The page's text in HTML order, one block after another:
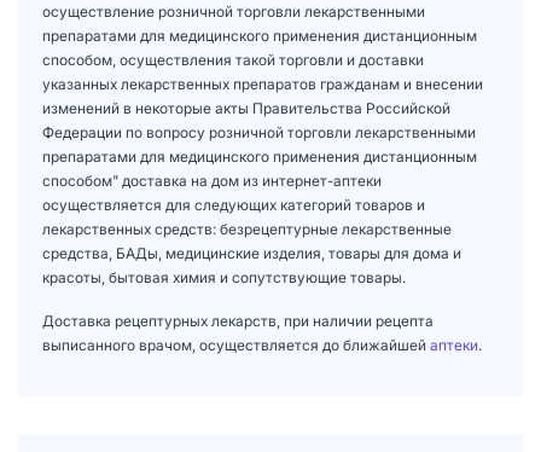
осуществление розничной торговли лекарственными
препаратами для медицинского применения дистанционным
способом, осуществления такой торговли и доставки
указанных лекарственных препаратов гражданам и внесении
изменений в некоторые акты Правительства Российской
Федерации по вопросу розничной торговли лекарственными
препаратами для медицинского применения дистанционным
способом" доставка на дом из интернет-аптеки
осуществляется для следующих категорий товаров и
лекарственных средств: безрецептурные лекарственные
средства, БАДы, медицинские изделия, товары для дома и
красоты, бытовая химия и сопутствующие товары.
Доставка рецептурных лекарств, при наличии рецепта
выписанного врачом, осуществляется до ближайшей аптеки.